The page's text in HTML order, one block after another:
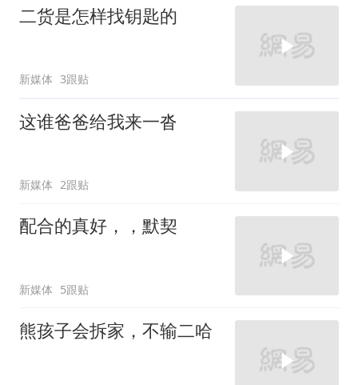
二货是怎样找钥匙的
新媒体 3跟贴
这谁爸爸给我来一沓
新媒体 2跟贴
配合的真好，，默契
新媒体 5跟贴
熊孩子会拆家，不输二哈